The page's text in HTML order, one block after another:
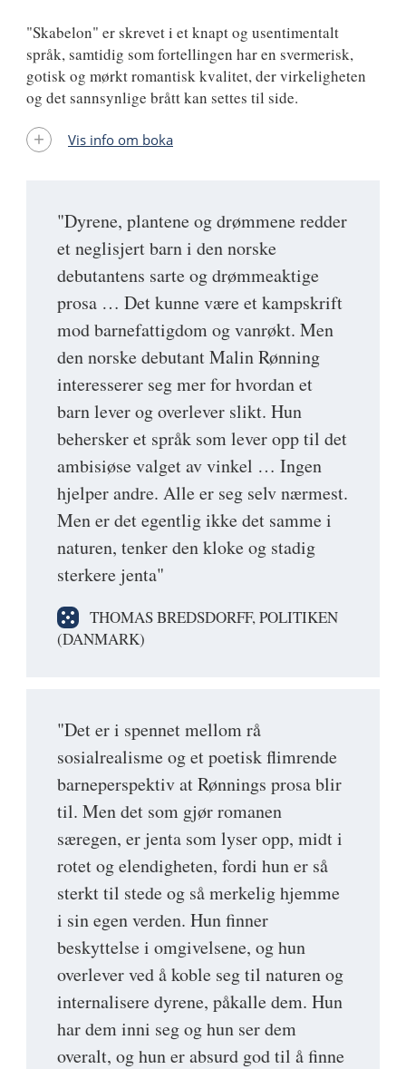
"Dyrene, plantene og drømmene redder
et neglisjert barn i den norske
debutantens sarte og drømmeaktige
prosa … Det kunne være et kampskrift
mod barnefattigdom og vanrøkt. Men
den norske debutant Malin Rønning
interesserer seg mer for hvordan et
barn lever og overlever slikt. Hun
behersker et språk som lever opp til det
ambisiøse valget av vinkel … Ingen
hjelper andre. Alle er seg selv nærmest.
Men er det egentlig ikke det samme i
naturen, tenker den kloke og stadig
sterkere jenta"
THOMAS BREDSDORFF, POLITIKEN
(DANMARK)
"Det er i spennet mellom rå
sosialrealisme og et poetisk flimrende
barneperspektiv at Rønnings prosa blir
til. Men det som gjør romanen
særegen, er jenta som lyser opp, midt i
rotet og elendigheten, fordi hun er så
sterkt til stede og så merkelig hjemme
i sin egen verden. Hun finner
beskyttelse i omgivelsene, og hun
overlever ved å koble seg til naturen og
internalisere dyrene, påkalle dem. Hun
har dem inni seg og hun ser dem
overalt, og hun er absurd god til å finne
"Skabelon" er skrevet i et knapt og usentimentalt
språk, samtidig som fortellingen har en svermerisk,
gotisk og mørkt romantisk kvalitet, der virkeligheten
og det sannsynlige brått kan settes til side.
Vis info om boka